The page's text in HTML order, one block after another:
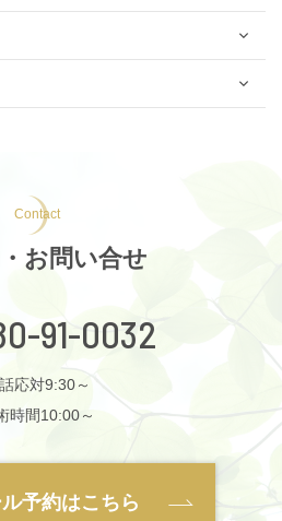
Contact
お問い合せ
91-0032
応対9:30～
時間10:00～
予約はこちら